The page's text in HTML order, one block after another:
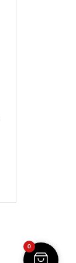
0